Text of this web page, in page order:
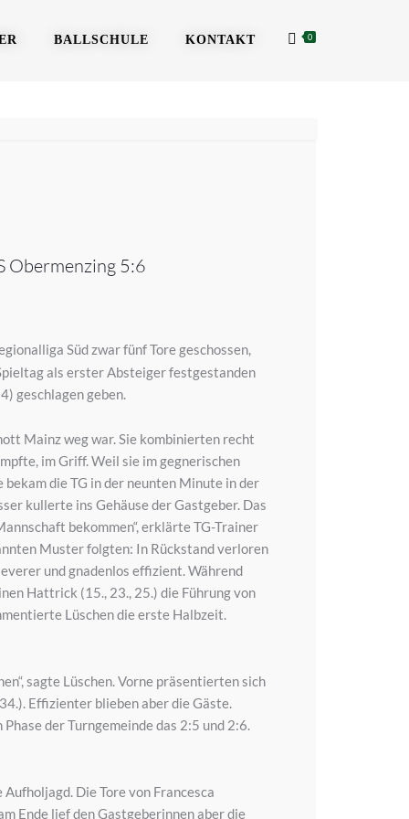
0
BALLSCHULE KONTAKT
Obermenzing 5:6
Süd zwar fünf Tore geschossen,
als erster Absteiger festgestanden
geschlagen geben.
Mainz weg war. Sie kombinierten recht
im Griff. Weil sie im gegnerischen
die TG in der neunten Minute in der
kullerte ins Gehäuse der Gastgeber. Das
bekommen“, erklärte TG-Trainer
Muster folgten: In Rückstand verloren
und gnadenlos effizient. Während
Hattrick (15., 23., 25.) die Führung von
Lüschen die erste Halbzeit.
sagte Lüschen. Vorne präsentierten sich
Effizienter blieben aber die Gäste.
der Turngemeinde das 2:5 und 2:6.
Die Tore von Francesca
Ende lief den Gastgeberinnen aber die